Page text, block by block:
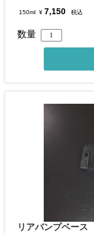
150ml ¥ 7,150 税込
数量
リアバンプベース